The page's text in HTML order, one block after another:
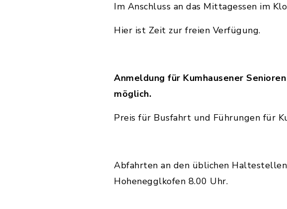
Im Anschluss an das Mittagessen im
Hier ist Zeit zur freien Verfügung.
Anmeldung für Kumhausener
möglich.
Preis für Busfahrt und Führungen für
Abfahrten an den üblichen
Hohenegglkofen 8.00 Uhr.